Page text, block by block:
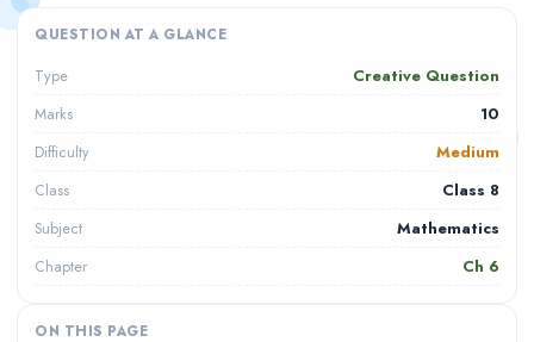
QUESTION AT A GLANCE
Type Creative Question
Marks 10
Difficulty Medium
Class Class 8
Subject Mathematics
Chapter Ch 6
ON THIS PAGE